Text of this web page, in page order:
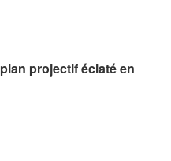
projectif éclaté en